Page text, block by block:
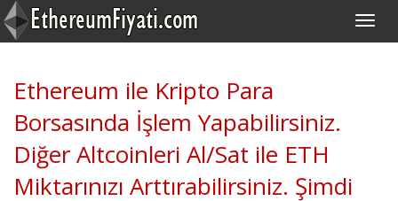
Ethereum ile Kripto Para
Borsasında İşlem Yapabilirsiniz.
Diğer Altcoinleri Al/Sat ile ETH
Miktarınızı Arttırabilirsiniz. Şimdi